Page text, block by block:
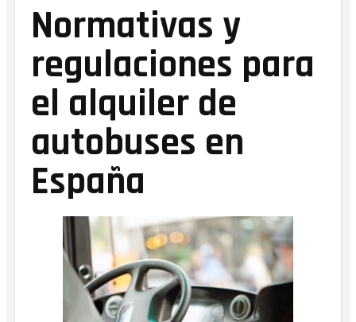
Normativas y
regulaciones para
el alquiler de
autobuses en
España